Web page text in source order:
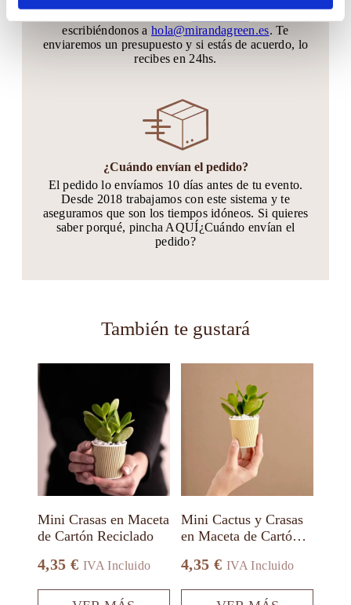
escribiéndonos ahola@mirandagreen.es. Te
enviaremos un presupuesto y si estás de acuerdo, lo
recibes en 24hs.
¿Cuándo envían el pedido?
El pedido lo envíamos 10 días antes de tu evento.
Desde 2018 trabajamos con este sistema y te
aseguramos que son los tiempos idóneos. Si quieres
saber porqué, pincha AQUÍ¿Cuándo envían el
pedido?
También te gustará
Mini Crasas en Maceta
de Cartón Reciclado
4,35 € IVA Incluido
producto
tiene
múltiples
variantes.
Las
opciones
se
pueden
elegir
la
página
producto
Mini Cactus y Crasas
en Maceta de Cartón
4,35€ IVA Incluido
múltiples
pueden
elegir
la
página
producto